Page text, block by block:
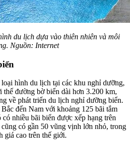
du lịch dựa vào thiên nhiên và môi
Nguồn: Internet
hình du lịch tại các khu nghỉ dưỡng,
thế đường bờ biển dài hơn 3.200 km,
về phát triển du lịch nghỉ dưỡng biển.
đến Nam với khoảng 125 bãi tắm
nhiều bãi biển được xếp hạng trên
có gần 50 vũng vịnh lớn nhỏ, trong
giá cao trên thế giới.